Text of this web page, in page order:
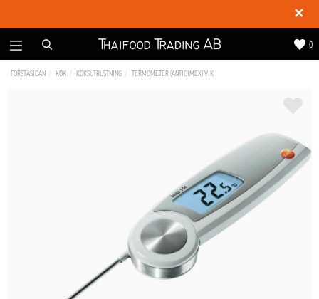
✕
0
FÖRSTASIDAN KÖK KÖKSUTRUSTNING TERMOMETER (ANTICIMEX) VIK